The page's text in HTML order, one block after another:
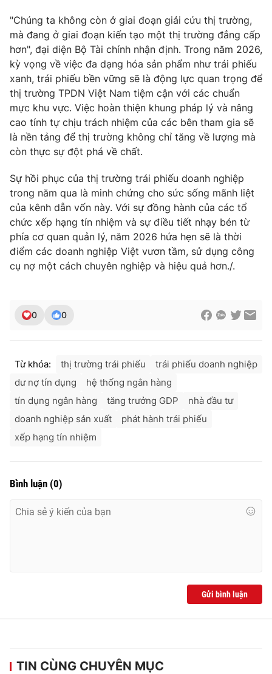
"Chúng ta không còn ở giai đoạn giải cứu thị trường,
mà đang ở giai đoạn kiến tạo một thị trường đẳng cấp
hơn", đại diện Bộ Tài chính nhận định. Trong năm 2026,
kỳ vọng về việc đa dạng hóa sản phẩm như trái phiếu
xanh, trái phiếu bền vững sẽ là động lực quan trọng để
thị trường TPDN Việt Nam tiệm cận với các chuẩn
mực khu vực. Việc hoàn thiện khung pháp lý và nâng
cao tính tự chịu trách nhiệm của các bên tham gia sẽ
là nền tảng để thị trường không chỉ tăng về lượng mà
còn thực sự đột phá về chất.
Sự hồi phục của thị trường trái phiếu doanh nghiệp
trong năm qua là minh chứng cho sức sống mãnh liệt
của kênh dẫn vốn này. Với sự đồng hành của các tổ
chức xếp hạng tín nhiệm và sự điều tiết nhạy bén từ
phía cơ quan quản lý, năm 2026 hứa hẹn sẽ là thời
điểm các doanh nghiệp Việt vươn tầm, sử dụng công
cụ nợ một cách chuyên nghiệp và hiệu quả hơn./.
0 0
Từ khóa: thị trường trái phiếu
trái phiếu doanh nghiệp
dư nợ tín dụng
hệ thống ngân hàng
tín dụng ngân hàng
tăng trưởng GDP
nhà đầu tư
doanh nghiệp sản xuất
phát hành trái phiếu
xếp hạng tín nhiệm
Bình luận (0)
Gửi bình luận
TIN CÙNG CHUYÊN MỤC